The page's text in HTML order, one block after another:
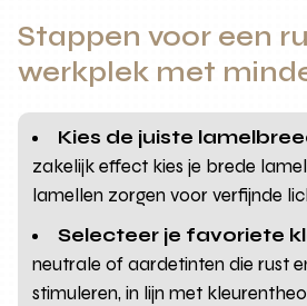
Stappen voor een
werkplek met
Kies de juiste
zakelijk effect kies je brede
lamellen zorgen voor verfijnde
Selecteer je favoriete
neutrale of aardetinten die rust
stimuleren, in lijn met